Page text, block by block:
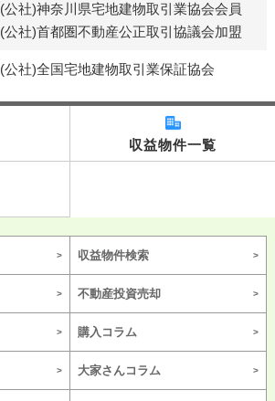
(公社)神奈川県宅地建物取引業協会会員
(公社)首都圏不動産公正取引協議会加盟
(公社)全国宅地建物取引業保証協会
収益物件一覧
収益物件検索
不動産投資売却
購入コラム
大家さんコラム